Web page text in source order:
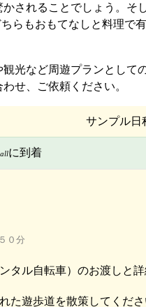
されることでしょう。そ
らもおもてなしと料理で有
せ、ご依頼ください。
サンプル日
に到着
０分
タル自転車）のお渡しと詳
た遊歩道を散策してくださ